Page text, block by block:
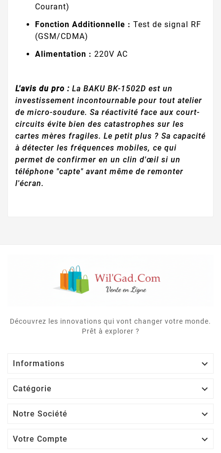
Courant)
Fonction Additionnelle : Test de signal RF
(GSM/CDMA)
Alimentation : 220V AC
L'avis du pro : La BAKU BK-1502D est un
investissement incontournable pour tout atelier
de micro-soudure. Sa réactivité face aux court-
circuits évite bien des catastrophes sur les
cartes mères fragiles. Le petit plus ? Sa capacité
à détecter les fréquences mobiles, ce qui
permet de confirmer en un clin d'œil si un
téléphone "capte" avant même de remonter
l'écran.
Découvrez les innovations qui vont changer votre monde.
Prêt à explorer ?
Informations 
Catégorie 
Notre Société 
Votre Compte 